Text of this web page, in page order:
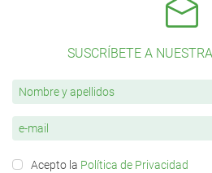
SUSCRÍBETE A
Acepto la Política de Privacidad